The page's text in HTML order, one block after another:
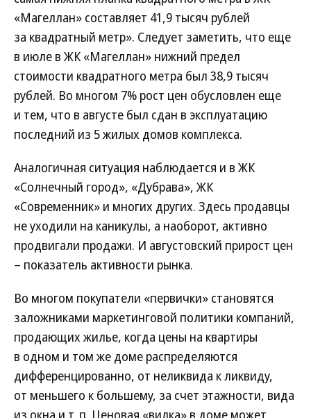
«Магеллан» составляет 41,9 тысяч рублей
за квадратный метр». Следует заметить, что еще
в июле в ЖК «Магеллан» нижний предел
стоимости квадратного метра был 38,9 тысяч
рублей. Во многом 7% рост цен обусловлен еще
и тем, что в августе был сдан в эксплуатацию
последний из 5 жилых домов комплекса.
Аналогичная ситуация наблюдается и в ЖК
«Солнечный город», «Дубрава», ЖК
«Современник» и многих других. Здесь продавцы
не уходили на каникулы, а наоборот, активно
продвигали продажи. И августовский прирост цен
– показатель активности рынка.
Во многом покупатели «первички» становятся
заложниками маркетинговой политики компаний,
продающих жилье, когда цены на квартиры
в одном и том же доме распределяются
дифференцированно, от неликвида к ликвиду,
от меньшего к большему, за счет этажности, вида
из окна и т. п. Ценовая «вилка» в доме может